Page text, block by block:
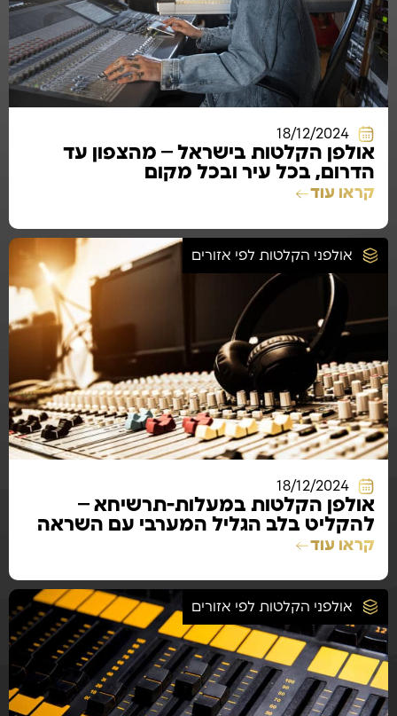
18/12/2024
אולפן הקלטות בישראל – מהצפון עד
הדרום, בכל עיר ובכל מקום
קראו עוד
אולפני הקלטות לפי אזורים
18/12/2024
אולפן הקלטות במעלות-תרשיחא –
להקליט בלב הגליל המערבי עם השראה
ייחודית
קראו עוד
אולפני הקלטות לפי אזורים